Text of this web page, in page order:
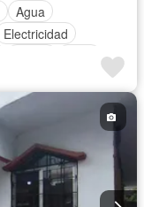
Agua
Electricidad